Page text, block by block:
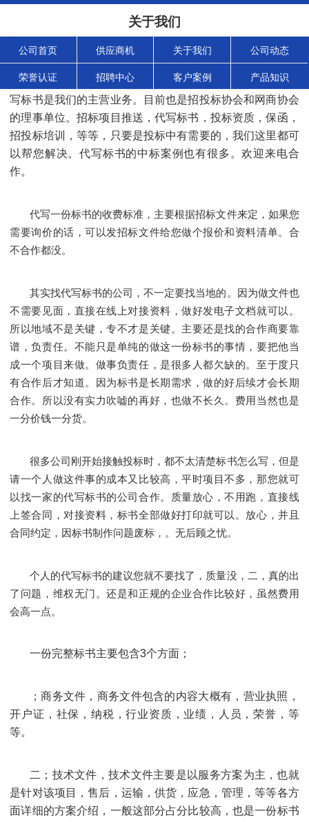
关于我们
公司首页 供应商机 关于我们 公司动态
荣誉认证 招聘中心 客户案例 产品知识
我们公司在东莞，长沙，深圳，广州，都有分公司。代
写标书是我们的主营业务。目前也是招投标协会和网商协会
的理事单位。招标项目推送，代写标书，投标资质，保函，
招投标培训，等等，只要是投标中有需要的，我们这里都可
以帮您解决。代写标书的中标案例也有很多。欢迎来电合
作。
代写一份标书的收费标准，主要根据招标文件来定，如果您
需要询价的话，可以发招标文件给您做个报价和资料清单。合
不合作都没。
其实找代写标书的公司，不一定要找当地的。因为做文件也
不需要见面，直接在线上对接资料，做好发电子文档就可以。
所以地域不是关键，专不才是关键。主要还是找的合作商要靠
谱，负责任。不能只是单纯的做这一份标书的事情，要把他当
成一个项目来做。做事负责任，是很多人都欠缺的。至于度只
有合作后才知道。因为标书是长期需求，做的好后续才会长期
合作。所以没有实力吹嘘的再好，也做不长久。费用当然也是
一分价钱一分货。
很多公司刚开始接触投标时，都不太清楚标书怎么写，但是
请一个人做这件事的成本又比较高，平时项目不多，那您就可
以找一家的代写标书的公司合作。质量放心，不用跑，直接线
上签合同，对接资料，标书全部做好打印就可以。放心，并且
合同约定，因标书制作问题废标，。无后顾之忧。
个人的代写标书的建议您就不要找了，质量没，二，真的出
了问题，维权无门。还是和正规的企业合作比较好，虽然费用
会高一点。
一份完整标书主要包含3个方面；
；商务文件，商务文件包含的内容大概有，营业执照，
开户证，社保，纳税，行业资质，业绩，人员，荣誉，等
等。
二；技术文件，技术文件主要是以服务方案为主，也就
是针对该项目，售后，运输，供货，应急，管理，等等各方
面详细的方案介绍，一般这部分占分比较高，也是一份标书